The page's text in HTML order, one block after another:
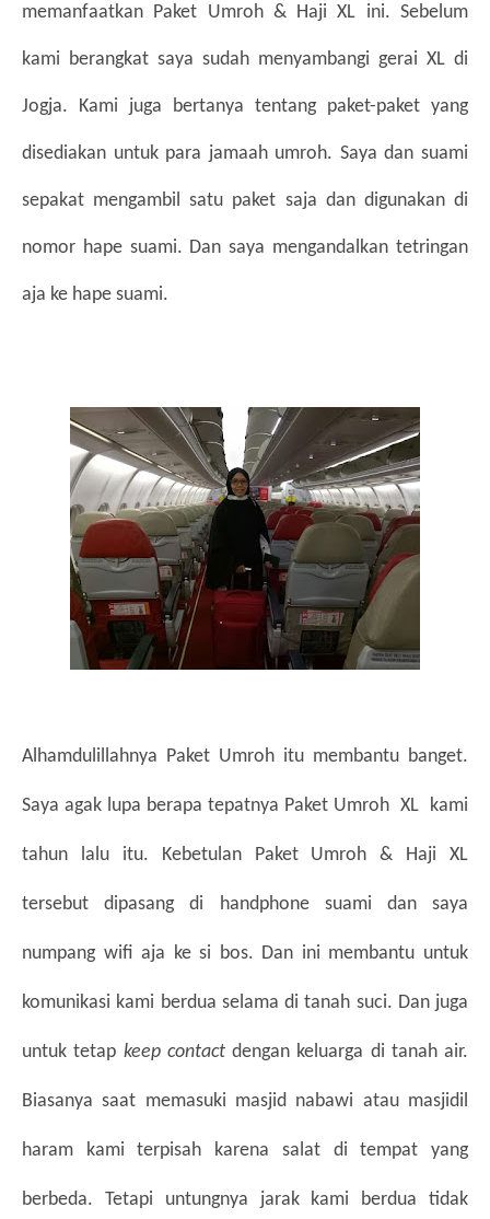
memanfaatkan Paket Umroh & Haji XL ini. Sebelum
kami berangkat saya sudah menyambangi gerai XL di
Jogja. Kami juga bertanya tentang paket-paket yang
disediakan untuk para jamaah umroh. Saya dan suami
sepakat mengambil satu paket saja dan digunakan di
nomor hape suami. Dan saya mengandalkan tetringan
aja ke hape suami.
Alhamdulillahnya Paket Umroh itu membantu banget.
Saya agak lupa berapa tepatnya Paket Umroh  XL  kami
tahun lalu itu. Kebetulan Paket Umroh & Haji XL
tersebut dipasang di handphone suami dan saya
numpang wifi aja ke si bos. Dan ini membantu untuk
komunikasi kami berdua selama di tanah suci. Dan juga
untuk tetap keep contact dengan keluarga di tanah air.
Biasanya saat memasuki masjid nabawi atau masjidil
haram kami terpisah karena salat di tempat yang
berbeda. Tetapi untungnya jarak kami berdua tidak